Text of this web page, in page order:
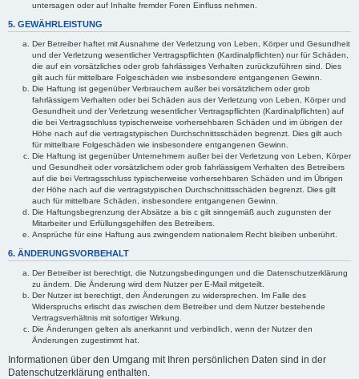
untersagen oder auf Inhalte fremder Foren Einfluss nehmen.
5. GEWÄHRLEISTUNG
Der Betreiber haftet mit Ausnahme der Verletzung von Leben, Körper und Gesundheit
und der Verletzung wesentlicher Vertragspflichten (Kardinalpflichten) nur für Schäden,
die auf ein vorsätzliches oder grob fahrlässiges Verhalten zurückzuführen sind. Dies
gilt auch für mittelbare Folgeschäden wie insbesondere entgangenen Gewinn.
Die Haftung ist gegenüber Verbrauchern außer bei vorsätzlichem oder grob
fahrlässigem Verhalten oder bei Schäden aus der Verletzung von Leben, Körper und
Gesundheit und der Verletzung wesentlicher Vertragspflichten (Kardinalpflichten) auf
die bei Vertragsschluss typischerweise vorhersehbaren Schäden und im übrigen der
Höhe nach auf die vertragstypischen Durchschnittsschäden begrenzt. Dies gilt auch
für mittelbare Folgeschäden wie insbesondere entgangenen Gewinn.
Die Haftung ist gegenüber Unternehmern außer bei der Verletzung von Leben, Körper
und Gesundheit oder vorsätzlichem oder grob fahrlässigem Verhalten des Betreibers
auf die bei Vertragsschluss typischerweise vorhersehbaren Schäden und im Übrigen
der Höhe nach auf die vertragstypischen Durchschnittsschäden begrenzt. Dies gilt
auch für mittelbare Schäden, insbesondere entgangenen Gewinn.
Die Haftungsbegrenzung der Absätze a bis c gilt sinngemäß auch zugunsten der
Mitarbeiter und Erfüllungsgehilfen des Betreibers.
Ansprüche für eine Haftung aus zwingendem nationalem Recht bleiben unberührt.
6. ÄNDERUNGSVORBEHALT
Der Betreiber ist berechtigt, die Nutzungsbedingungen und die Datenschutzerklärung
zu ändern. Die Änderung wird dem Nutzer per E-Mail mitgeteilt.
Der Nutzer ist berechtigt, den Änderungen zu widersprechen. Im Falle des
Widerspruchs erlischt das zwischen dem Betreiber und dem Nutzer bestehende
Vertragsverhältnis mit sofortiger Wirkung.
Die Änderungen gelten als anerkannt und verbindlich, wenn der Nutzer den
Änderungen zugestimmt hat.
Informationen über den Umgang mit Ihren persönlichen Daten sind in der
Datenschutzerklärung enthalten.